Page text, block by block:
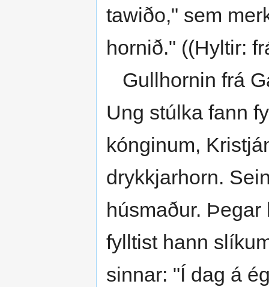
tawiðo," sem
hornið." ((Hyltir:
Gullhornin frá
Ung stúlka fann
kónginum,
drykkjarhorn.
húsmaður.
fylltist hann
sinnar: "Í dag á